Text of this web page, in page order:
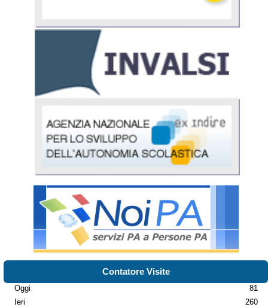
Contatore Visite
Oggi
81
Ieri
260